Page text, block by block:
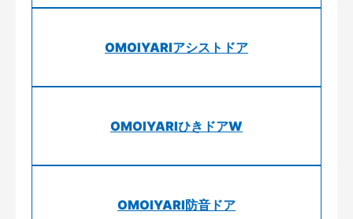
OMOIYARIアシストドア
OMOIYARIひきドアW
OMOIYARI防音ドア